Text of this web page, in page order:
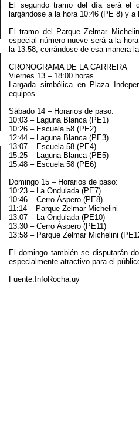
El segundo tramo del día será el
largándose a la hora 10:46 (PE 8) y a
El tramo del Parque Zelmar
especial número nueve será a la
la 13:58, cerrándose de esa manera
CRONOGRAMA DE LA CARRERA
Viernes 13 – 18:00 horas
Largada simbólica en Plaza
equipos.
Sábado 14 – Horarios de paso:
10:03 – Laguna Blanca (PE1)
10:26 – Escuela 58 (PE2)
12:44 – Laguna Blanca (PE3)
13:07 – Escuela 58 (PE4)
15:25 – Laguna Blanca (PE5)
15:48 – Escuela 58 (PE6)
Domingo 15 – Horarios de paso:
10:23 – La Ondulada (PE7)
10:46 – Cerro Áspero (PE8)
11:14 – Parque Zelmar Michelini
13:07 – La Ondulada (PE10)
13:30 – Cerro Áspero (PE11)
13:58 – Parque Zelmar Michelini
El domingo también se disputarán
especialmente atractivo para el
Fuente:InfoRocha.uy